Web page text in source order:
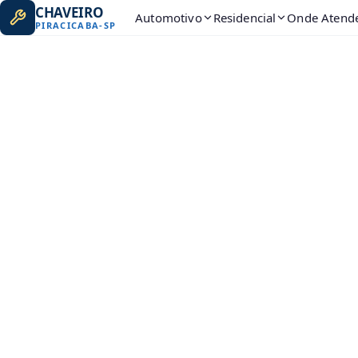
CHAVEIRO
PIRACICABA-SP Automotivo Residencial Onde